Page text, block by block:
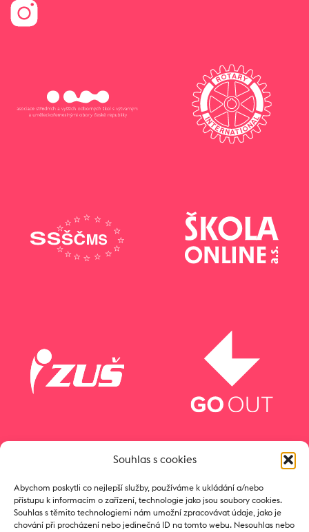
Souhlas s cookies
Abychom poskytli co nejlepší služby, používáme k ukládání a/nebo
přístupu k informacím o zařízení, technologie jako jsou soubory cookies.
Souhlas s těmito technologiemi nám umožní zpracovávat údaje, jako je
chování při procházení nebo jedinečná ID na tomto webu. Nesouhlas nebo